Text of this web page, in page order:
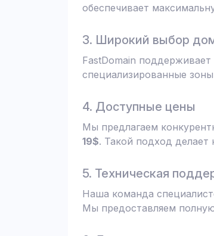
обеспечивает
3. Широкий выбор
FastDomain
специализированные
4. Доступные цены
Мы предлагаем
19$. Такой подход делает
5. Техническая
Наша команда
Мы предоставляем